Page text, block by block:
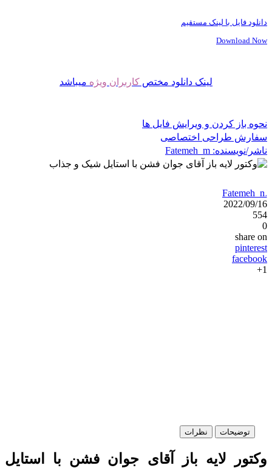
دانلود فایل با لینک مستقیم
Download Now
لینک دانلود مختص کاربران ویژه میباشد
نحوه باز کردن و ویرایش فایل ها
سفارش طراحی اختصاصی
ناشر/نویسنده: Fatemeh_m
Fatemeh_m
2022/09/16
554
0
share on
pinterest
facebook
1+
توضیحات نظرات
وکتور لایه باز آقای جوان فشن با استایل